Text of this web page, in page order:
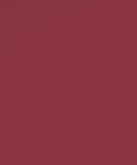
alors fermer
un clic-droit ⇒
système, mais il
quand
pouvoir utiliser